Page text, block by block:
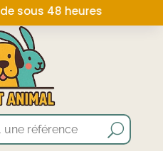
sous 48 heures